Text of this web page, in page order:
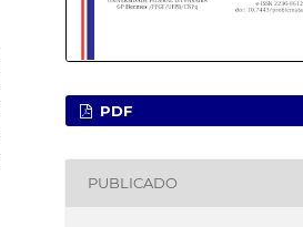
PDF
PUBLICADO